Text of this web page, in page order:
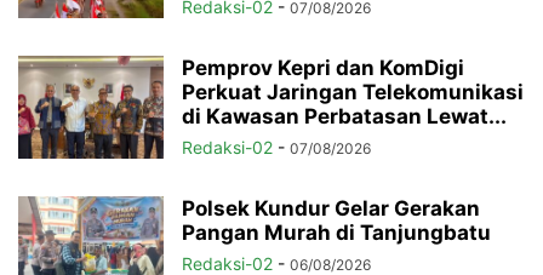
Redaksi-02 - 07/08/2026
Pemprov Kepri dan KomDigi
Perkuat Jaringan Telekomunikasi
di Kawasan Perbatasan Lewat...
Redaksi-02 - 07/08/2026
Polsek Kundur Gelar Gerakan
Pangan Murah di Tanjungbatu
Redaksi-02 - 06/08/2026